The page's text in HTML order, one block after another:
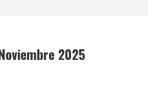
2025